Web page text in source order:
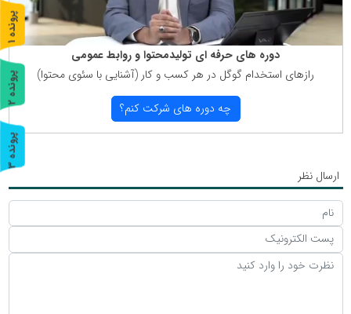
دوره های حرفه ای تولیدمحتوا و روابط عمومی
رازهای استخدام گوگل در هر كسب و كار (آشنایی با سئوی محتوا)
چه دوره های شركت كنم؟
ارسال نظر
پ
ر
و
ن
د
ه
1
پ
ر
و
ن
د
ه
2
پ
ر
و
ن
د
ه
3